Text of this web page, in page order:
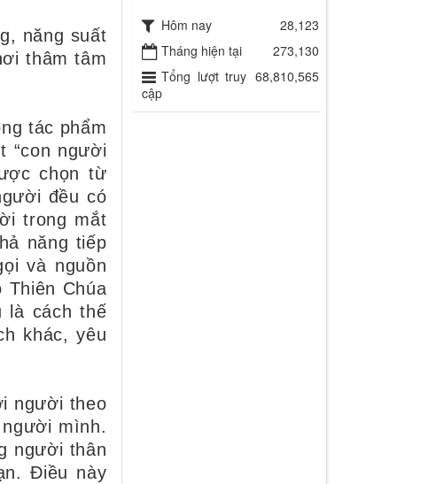
năng suất
thâm tâm
tác phẩm
“con người
chọn từ
đều có
trong mắt
năng tiếp
và nguồn
Chúa
là cách thế
khác, yêu
người theo
mình.
người thân
Điều này
Hôm nay
28,123
Tháng hiện tại
273,130
Tổng lượt truy
cập
68,810,565